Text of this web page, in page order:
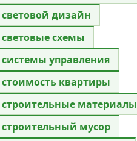
световой дизайн
световые схемы
системы управления
стоимость квартиры
строительные материалы
строительный мусор